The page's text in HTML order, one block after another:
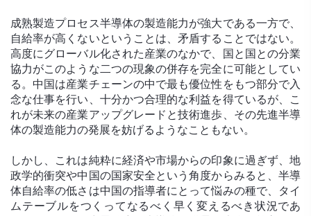
成熟製造プロセス半導体の製造能力が強大である一方で、
自給率が高くないということは、矛盾することではない。
高度にグローバル化された産業のなかで、国と国との分業
協力がこのような二つの現象の併存を完全に可能としてい
る。中国は産業チェーンの中で最も優位性をもつ部分で入
念な仕事を行い、十分かつ合理的な利益を得ているが、こ
れが未来の産業アップグレードと技術進歩、その先進半導
体の製造能力の発展を妨げるようなこともない。
しかし、これは純粋に経済や市場からの印象に過ぎず、地
政学的衝突や中国の国家安全という角度からみると、半導
体自給率の低さは中国の指導者にとって悩みの種で、タイ
ムテーブルをつくってなるべく早く変えるべき状況であ